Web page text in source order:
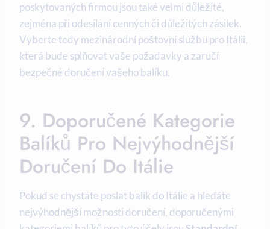
poskytovaných firmou jsou také velmi důležité,
zejména při odesílání cenných či důležitých zásilek.
Vyberte tedy mezinárodní poštovní službu pro Itálii,
která bude splňovat vaše požadavky a zaručí
bezpečné doručení vašeho balíku.
9. Doporučené Kategorie
Balíků Pro Nejvýhodnější
Doručení Do Itálie
Pokud se chystáte poslat balík do Itálie a hledáte
nejvýhodnější možnosti doručení, doporučenými